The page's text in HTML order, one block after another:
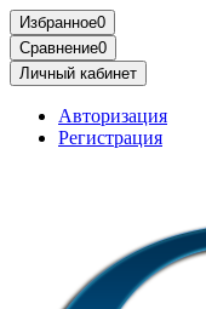
Избранное0
Сравнение0
Личный кабинет
Авторизация
Регистрация